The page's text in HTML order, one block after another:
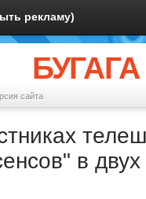
рекламу)
БУГАГА
сайта
в